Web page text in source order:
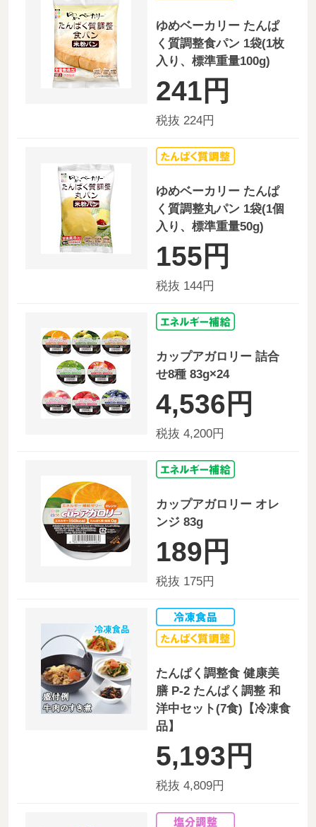
ゆめベーカリー たんぱ
く質調整食パン 1袋(1枚
入り、標準重量100g)
241円
税抜 224円
ゆめベーカリー たんぱ
く質調整丸パン 1袋(1個
入り、標準重量50g)
155円
税抜 144円
カップアガロリー 詰合
せ8種 83g×24
4,536円
税抜 4,200円
カップアガロリー オレ
ンジ 83g
189円
税抜 175円
たんぱく調整食 健康美
膳 P-2 たんぱく調整 和
洋中セット(7食)【冷凍食
品】
5,193円
税抜 4,809円